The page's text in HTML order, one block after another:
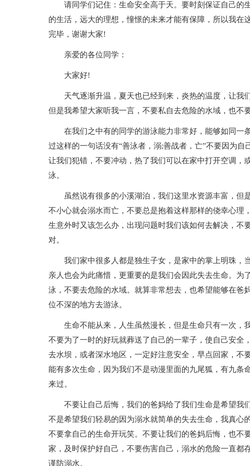
请同学们记住：生命安全高于天。要时刻保证自己的
的生活，远大的理想，憧憬的未来才能有保障，所以我在
完毕，谢谢大家!
亲爱的各位同学：
大家好!
天气逐渐升温，夏天也已经到来，炎热的温度，让我
但是我希望大家听我一言，不要私自去危险的水域，也不
在我们之中有的同学的游泳能力非常好，能够如同一
过这样的一句话没有“善泳者，溺;善战者，亡”不要因为
让我们犯错，不要冲动，热了我们可以在家中打开空调，
泳。
虽然说有很多的小溪湖泊，我们这里水资源丰富，但
不小心就会溺水而亡，不要总是抱着这样那样的侥幸心理
生意外时又该怎么办，出现问题时我们该如何去解决，不
对。
我们家中很多人都是独生子女，是家中的掌上明珠，
亲人也会为此痛惜，更重要的是我们会因此失去生命。为
泳，不要去危险的水域。就算非常想去，也希望能够在爸
位不深的地方去游泳。
生命不能从来，人生虽然漫长，但是生命只有一次，
不要为了一时的好玩就葬送了自己的一辈子，使自己安全
去水坝，或者深水地区，一定好注意安全，早点回家，不
能有多次生命，因为我们不是动漫里面的九尾狐，有九条
来过。
不要让自己后悔，我们的爸妈给了我们生命是希望我
不是希望我们轻易的因为溺水就简单的失去生命，我真心
不要拿自己的生命开玩笑。不要让我们的爸妈后悔，也不
家，及时保护好自己，不要伤害自己，溺水的危险一直都
谨防溺水。